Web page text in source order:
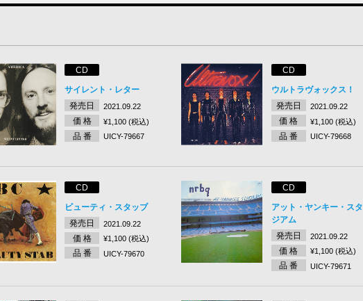
CD
サイレント・レター
発売日
2021.09.22
価 格 ¥1,100 (税込)
品 番 UICY-79667
CD
ウルトラヴォックス！
発売日
2021.09.22
価 格 ¥1,100 (税込)
品 番 UICY-79668
CD
ビューティ・スタッブ
発売日
2021.09.22
価 格 ¥1,100 (税込)
品 番 UICY-79670
CD
アット・ヤンキー・スタ
ジアム
発売日
2021.09.22
価 格 ¥1,100 (税込)
品 番 UICY-79671